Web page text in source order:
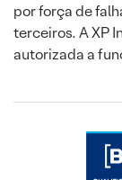
por força de
terceiros. A XP
autorizada a